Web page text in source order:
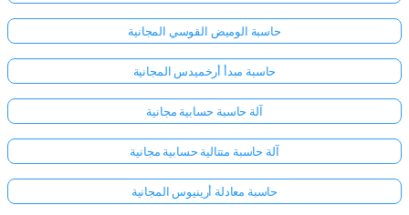
حاسبة الوميض القوسي المجانية
حاسبة مبدأ أرخميدس المجانية
آلة حاسبة حسابية مجانية
آلة حاسبة متتالية حسابية مجانية
حاسبة معادلة أرينيوس المجانية